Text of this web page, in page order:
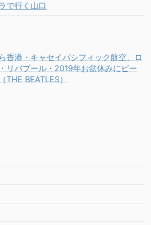
で行く山口
香港・キャセイパシフィック航空、ロ
リバプール・2019年お盆休みにビー
THE BEATLES）